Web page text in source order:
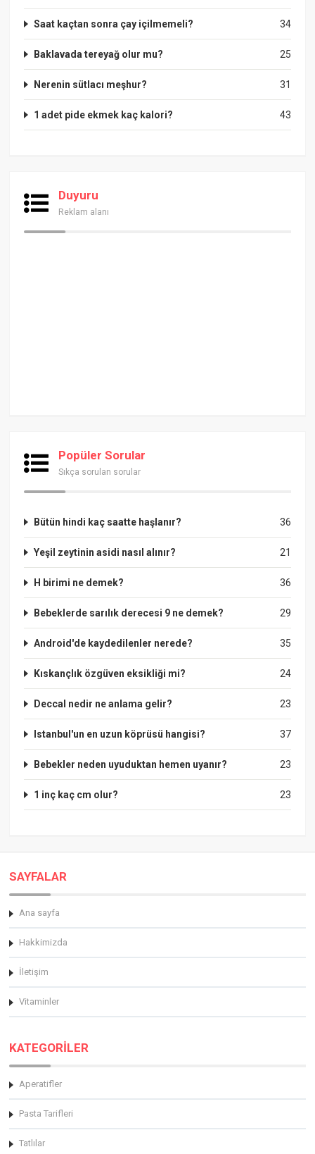
34
Saat kaçtan sonra çay içilmemeli?
25
Baklavada tereyağ olur mu?
31
Nerenin sütlacı meşhur?
43
1 adet pide ekmek kaç kalori?
Duyuru
Reklam alanı
Popüler Sorular
Sıkça sorulan sorular
36
Bütün hindi kaç saatte haşlanır?
21
Yeşil zeytinin asidi nasıl alınır?
36
H birimi ne demek?
29
Bebeklerde sarılık derecesi 9 ne demek?
35
Android'de kaydedilenler nerede?
24
Kıskançlık özgüven eksikliği mi?
23
Deccal nedir ne anlama gelir?
37
Istanbul'un en uzun köprüsü hangisi?
23
Bebekler neden uyuduktan hemen uyanır?
23
1 inç kaç cm olur?
SAYFALAR
Ana sayfa
Hakkimizda
İletişim
Vitaminler
KATEGORİLER
Aperatifler
Pasta Tarifleri
Tatlılar